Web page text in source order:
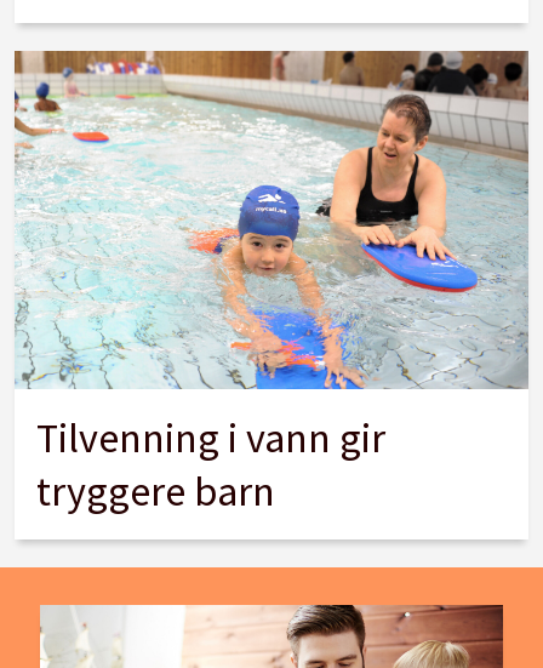
Tilvenning i vann gir
tryggere barn